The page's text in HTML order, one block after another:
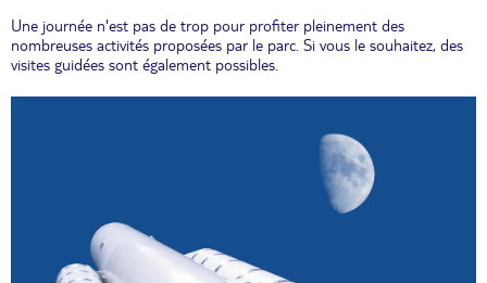
Une journée n'est pas de trop pour profiter pleinement des
nombreuses activités proposées par le parc. Si vous le souhaitez, des
visites guidées sont également possibles.